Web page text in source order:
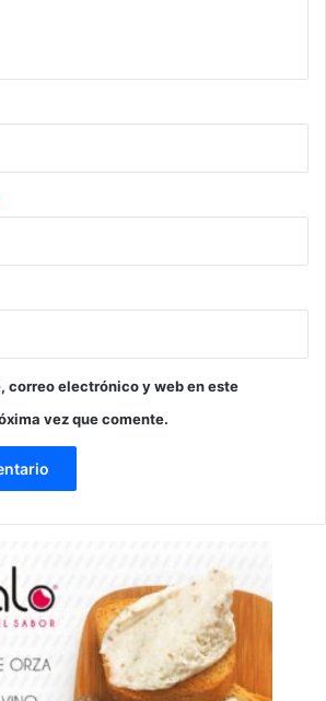
correo electrónico y web en este
vez que comente.